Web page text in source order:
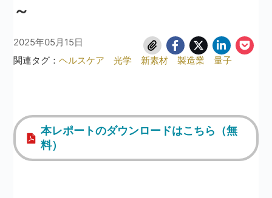
～
2025年05月15日
関連タグ：ヘルスケア 光学 新素材 製造業 量子
本レポートのダウンロードはこちら（無
料）